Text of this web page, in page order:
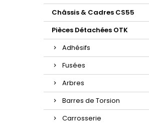
Châssis & Cadres CS55
Pièces Détachées OTK
Adhésifs
Fusées
Arbres
Barres de Torsion
Carrosserie